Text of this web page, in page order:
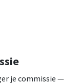
je commissie —